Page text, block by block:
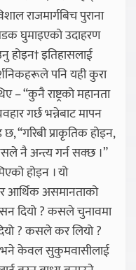
राजमार्गबिच पुराना
घुमाइएको उदाहरण
होइन† इतिहासलाई
पनि यही कुरा
– “कुनै राष्ट्रको महानता
गर्छ भन्नेबाट मापन
“गरिबी प्राकृतिक होइन,
नै अन्त्य गर्न सक्छ ।”
होइन । यो
आर्थिक असमानताको
दियो ? कसले चुनावमा
? कसले कर लियो ?
भने केवल सुकुमवासीलाई